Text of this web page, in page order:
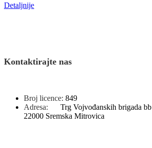
Detaljnije
Kontaktirajte nas
Broj licence: 849
Adresa:
Trg Vojvođanskih brigada bb
22000 Sremska Mitrovica